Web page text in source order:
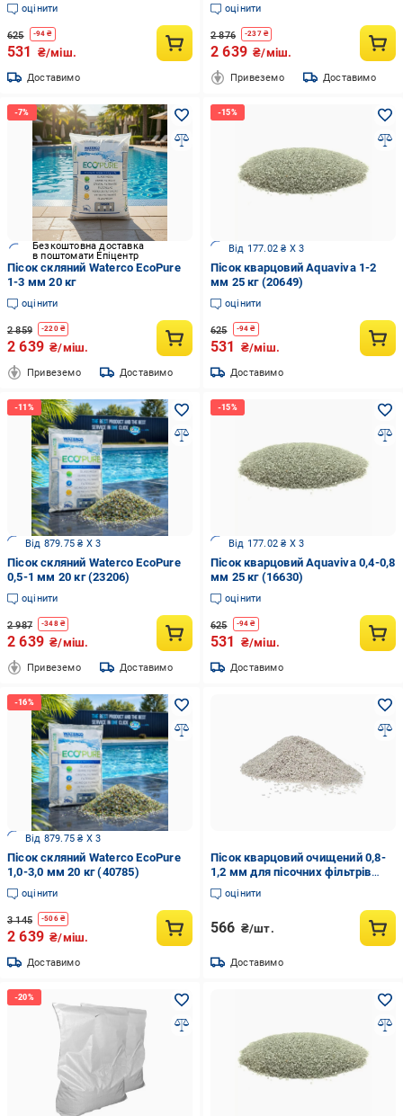
оцінити
625 -94 ₴
531 ₴/міш.
Доставимо
оцінити
2 876 -237₴
2 639 ₴/міш.
Привеземо Доставимо
Безкоштовна доставка
в поштомати Епіцентр
Пісок скляний Waterco EcoPure
1-3 мм 20 кг
оцінити
2 859 -220₴
2 639 ₴/міш.
Привеземо Доставимо
Від 177.02 ₴ X 3
Пісок кварцовий Aquaviva 1-2
мм 25 кг (20649)
оцінити
625 -94 ₴
531 ₴/міш.
Доставимо
Від 879.75 ₴ X 3
Пісок скляний Waterco EcoPure
0,5-1 мм 20 кг (23206)
оцінити
2 987 -348₴
2 639 ₴/міш.
Привеземо Доставимо
Від 177.02 ₴ X 3
Пісок кварцовий Aquaviva 0,4-0,8
мм 25 кг (16630)
оцінити
625 -94 ₴
531 ₴/міш.
Доставимо
Від 879.75 ₴ X 3
Пісок скляний Waterco EcoPure
1,0-3,0 мм 20 кг (40785)
оцінити
3 145 -506₴
2 639 ₴/міш.
Доставимо
Пісок кварцовий очищений 0,8-
1,2 мм для пісочних фільтрів
Ukraine 79999 12 кг (167307)
оцінити
566 ₴/шт.
Доставимо